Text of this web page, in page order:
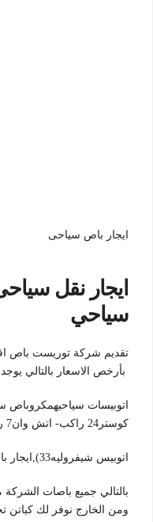
ايجار باص سياحى
ايجار نقل
سياحي
تقديم شركة توريست باص
بأرخص الاسعار بالتالي يوجد
كوستر24 راكب- اتش وان7 راكب- اتوبيس50-
اتوبيس شيفروليه33),ايجار باص سياحى.
بالتالي جميع باصات
ومن الخارج نوفر لك كباتن